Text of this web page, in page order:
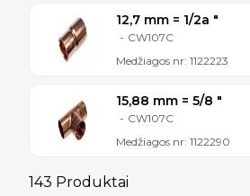
12,7 mm = 1/2a ″
- CW107C
Medžiagos nr: 1122223
15,88 mm = 5/8 ″
- CW107C
Medžiagos nr: 1122290
143 Produktai